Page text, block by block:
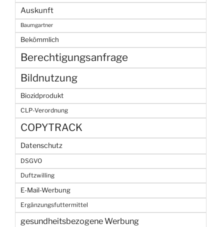
Auskunft
Baumgartner
Bekömmlich
Berechtigungsanfrage
Bildnutzung
Biozidprodukt
CLP-Verordnung
COPYTRACK
Datenschutz
DSGVO
Duftzwilling
E-Mail-Werbung
Ergänzungsfuttermittel
gesundheitsbezogene Werbung